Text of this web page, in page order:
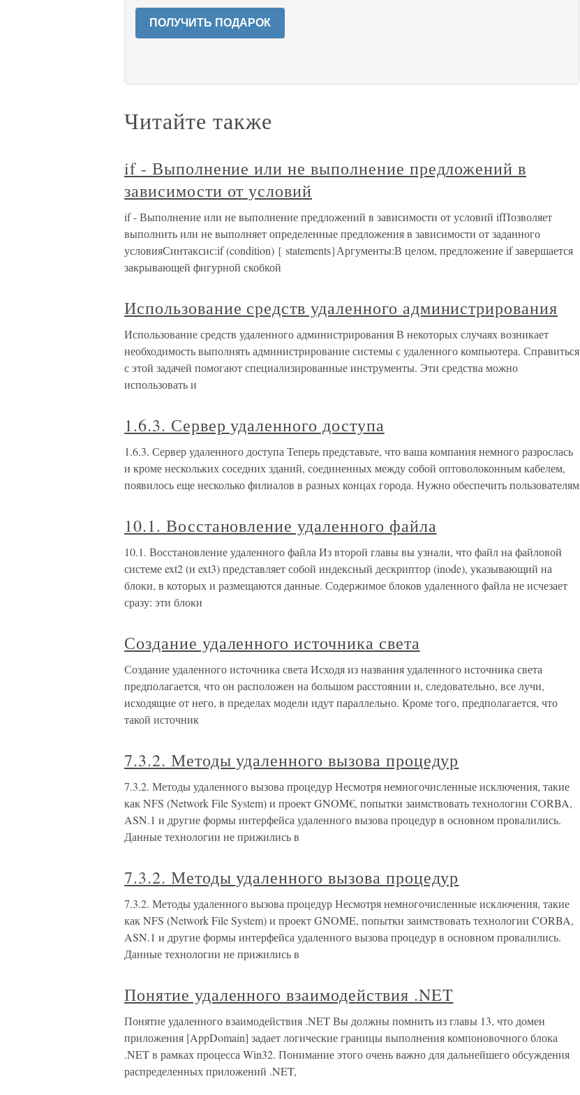
ПОЛУЧИТЬ ПОДАРОК
Читайте также
if - Выполнение или не выполнение предложений в
зависимости от условий
if - Выполнение или не выполнение предложений в зависимости от условий ifПозволяет
выполнить или не выполняет определенные предложения в зависимости от заданного
условияСинтаксис:if (condition) { statements}Аргументы:В целом, предложение if завершается
закрывающей фигурной скобкой
Использование средств удаленного администрирования
Использование средств удаленного администрирования В некоторых случаях возникает
необходимость выполнять администрирование системы с удаленного компьютера. Справиться
с этой задачей помогают специализированные инструменты. Эти средства можно
использовать и
1.6.3. Сервер удаленного доступа
1.6.3. Сервер удаленного доступа Теперь представьте, что ваша компания немного разрослась
и кроме нескольких соседних зданий, соединенных между собой оптоволоконным кабелем,
появилось еще несколько филиалов в разных концах города. Нужно обеспечить пользователям
10.1. Восстановление удаленного файла
10.1. Восстановление удаленного файла Из второй главы вы узнали, что файл на файловой
системе ext2 (и ext3) представляет собой индексный дескриптор (inode), указывающий на
блоки, в которых и размещаются данные. Содержимое блоков удаленного файла не исчезает
сразу: эти блоки
Создание удаленного источника света
Создание удаленного источника света Исходя из названия удаленного источника света
предполагается, что он расположен на большом расстоянии и, следовательно, все лучи,
исходящие от него, в пределах модели идут параллельно. Кроме того, предполагается, что
такой источник
7.3.2. Методы удаленного вызова процедур
7.3.2. Методы удаленного вызова процедур Несмотря немногочисленные исключения, такие
как NFS (Network File System) и проект GNOM€, попытки заимствовать технологии CORBA,
ASN.1 и другие формы интерфейса удаленного вызова процедур в основном провалились.
Данные технологии не прижились в
7.3.2. Методы удаленного вызова процедур
7.3.2. Методы удаленного вызова процедур Несмотря немногочисленные исключения, такие
как NFS (Network File System) и проект GNOME, попытки заимствовать технологии CORBA,
ASN.1 и другие формы интерфейса удаленного вызова процедур в основном провалились.
Данные технологии не прижились в
Понятие удаленного взаимодействия .NET
Понятие удаленного взаимодействия .NET Вы должны помнить из главы 13, что домен
приложения [AppDomain] задает логические границы выполнения компоновочного блока
.NET в рамках процесса Win32. Понимание этого очень важно для дальнейшего обсуждения
распределенных приложений .NET,